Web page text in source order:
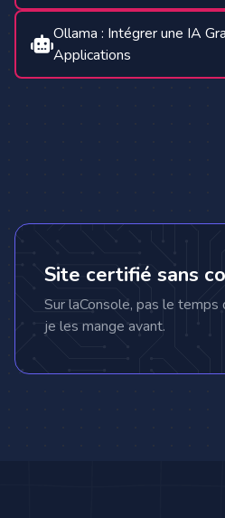
Ollama : Intégrer une IA
Applications
Site certifié sans
Sur laConsole, pas le
je les mange avant.